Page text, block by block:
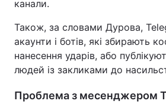
канали.
Також, за словами Дурова,
акаунти і ботів, які збирають
нанесення ударів, або
людей із закликами до
Проблема з месенджером